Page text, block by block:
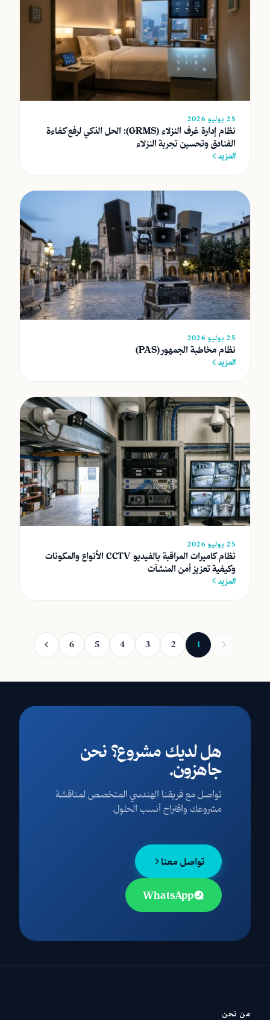
25 يوليو 2026
نظام إدارة غرف النزلاء (GRMS): الحل الذكي لرفع كفاءة
الفنادق وتحسين تجربة النزلاء
المزيد
25 يوليو 2026
نظام مخاطبة الجمهور (PAS)
المزيد
25 يوليو 2026
نظام كاميرات المراقبة بالفيديو CCTV الأنواع والمكونات
وكيفية تعزيز أمن المنشآت
المزيد
1
2
3
4
5
6
هل لديك مشروع؟ نحن
جاهزون.
تواصل مع فريقنا الهندسي المتخصص لمناقشة
مشروعك واقتراح أنسب الحلول.
تواصل معنا
WhatsApp
من نحن